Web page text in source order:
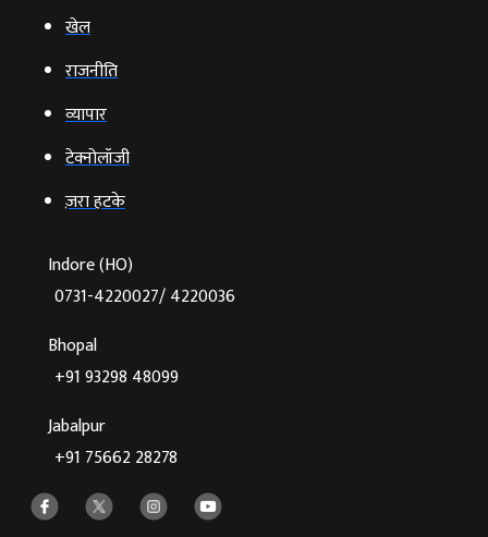
खेल
राजनीति
व्‍यापार
टेक्‍नोलॉजी
ज़रा हटके
Indore (HO)
0731-4220027/ 4220036
Bhopal
+91 93298 48099
Jabalpur
+91 75662 28278